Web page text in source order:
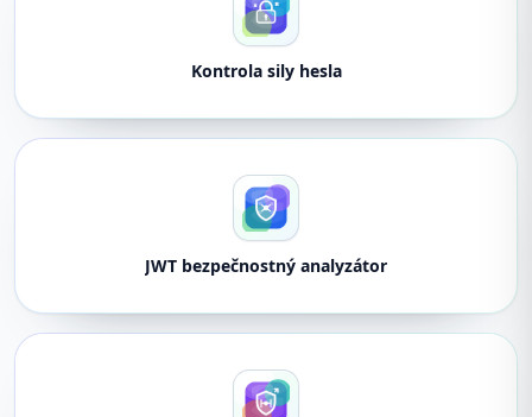
Kontrola sily hesla
JWT bezpečnostný analyzátor